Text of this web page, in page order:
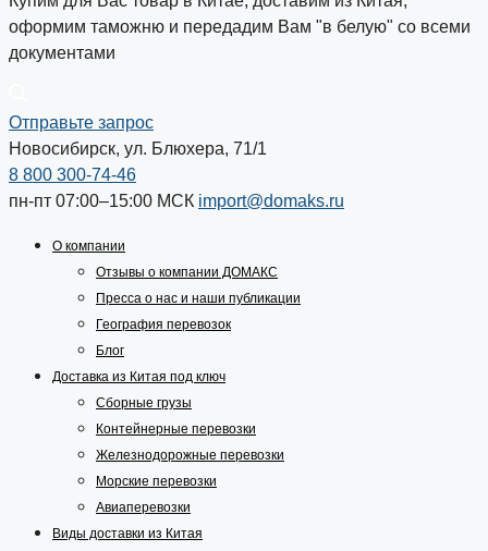
оформим таможню и передадим Вам "в белую" со всеми
документами
Отправьте запрос
Новосибирск, ул. Блюхера, 71/1
8 800 300-74-46
пн-пт 07:00–15:00 МСК import@domaks.ru
О компании
Отзывы о компании ДОМАКС
Пресса о нас и наши публикации
География перевозок
Блог
Доставка из Китая под ключ
Сборные грузы
Контейнерные перевозки
Железнодорожные перевозки
Морские перевозки
Авиаперевозки
Виды доставки из Китая